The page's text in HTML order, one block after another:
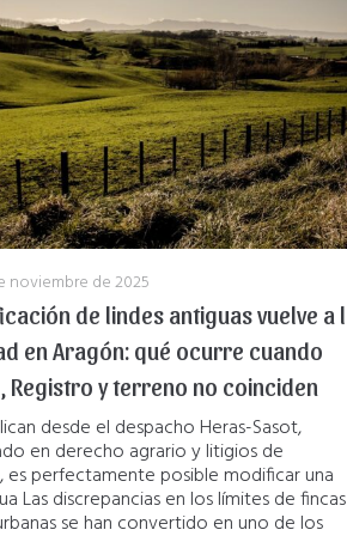
noviembre de 2025
de lindes antiguas vuelve a
en Aragón: qué ocurre cuando
Registro y terreno no coinciden
desde el despacho Heras-Sasot,
en derecho agrario y litigios de
es perfectamente posible modificar una
Las discrepancias en los límites de fincas
se han convertido en uno de los